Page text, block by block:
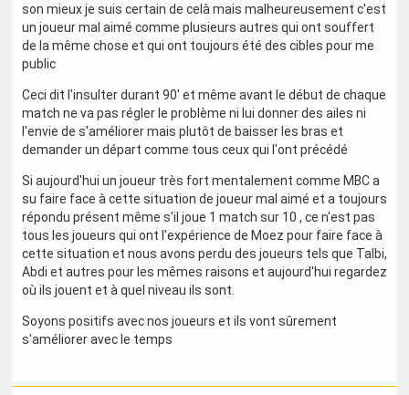
son mieux je suis certain de celà mais malheureusement c'est
un joueur mal aimé comme plusieurs autres qui ont souffert
de la même chose et qui ont toujours été des cibles pour me
public
Ceci dit l'insulter durant 90' et même avant le début de chaque
match ne va pas régler le problème ni lui donner des ailes ni
l'envie de s'améliorer mais plutôt de baisser les bras et
demander un départ comme tous ceux qui l'ont précédé
Si aujourd'hui un joueur très fort mentalement comme MBC a
su faire face à cette situation de joueur mal aimé et a toujours
répondu présent même s'il joue 1 match sur 10 , ce n'est pas
tous les joueurs qui ont l'expérience de Moez pour faire face à
cette situation et nous avons perdu des joueurs tels que Talbi,
Abdi et autres pour les mêmes raisons et aujourd'hui regardez
où ils jouent et à quel niveau ils sont.
Soyons positifs avec nos joueurs et ils vont sûrement
s'améliorer avec le temps